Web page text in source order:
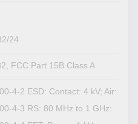
24
FCC Part 15B Class A
4-2 ESD: Contact: 4 kV; Air:
4-3 RS: 80 MHz to 1 GHz: